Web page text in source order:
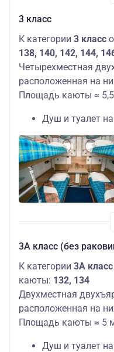
3 класс
К категории 3 класс
138, 140, 142, 144,
Четырехместная
расположенная на
Площадь каюты ≈
Душ и туалет
3А класс (без
К категории 3А
каюты: 132, 134
Двухместная
расположенная на
Площадь каюты ≈ 5
Душ и туалет